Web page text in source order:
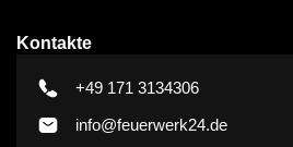
Kontakte
+49 171 3134306
info@feuerwerk24.de